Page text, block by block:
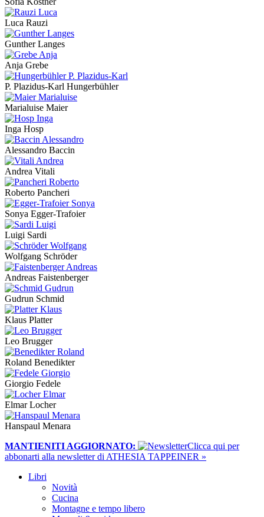
Luca Rauzi
Gunther Langes
Anja Grebe
P. Plazidus-Karl Hungerbühler
Marialuise Maier
Inga Hosp
Alessandro Baccin
Andrea Vitali
Roberto Pancheri
Sonya Egger-Trafoier
Luigi Sardi
Wolfgang Schröder
Andreas Faistenberger
Gudrun Schmid
Klaus Platter
Leo Brugger
Roland Benedikter
Giorgio Fedele
Elmar Locher
Hanspaul Menara
MANTIENITI AGGIORNATO:
​Clicca qui per
abbonarti alla newsletter di ATHESIA TAPPEINER »
Libri
Novità
Cucina
Montagne e tempo libero